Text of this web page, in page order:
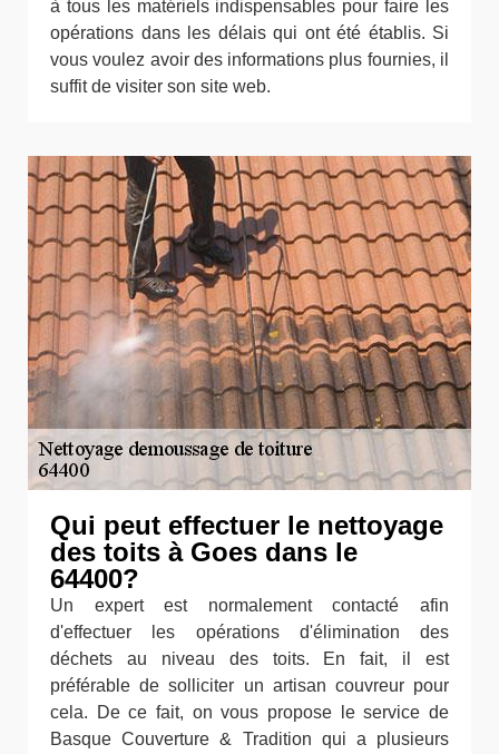
à tous les matériels indispensables pour faire les
opérations dans les délais qui ont été établis. Si
vous voulez avoir des informations plus fournies, il
suffit de visiter son site web.
Qui peut effectuer le nettoyage
des toits à Goes dans le
64400?
Un expert est normalement contacté afin
d'effectuer les opérations d'élimination des
déchets au niveau des toits. En fait, il est
préférable de solliciter un artisan couvreur pour
cela. De ce fait, on vous propose le service de
Basque Couverture & Tradition qui a plusieurs